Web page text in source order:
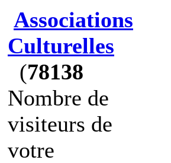
Associations
Culturelles
(78138
Nombre de
visiteurs de
votre